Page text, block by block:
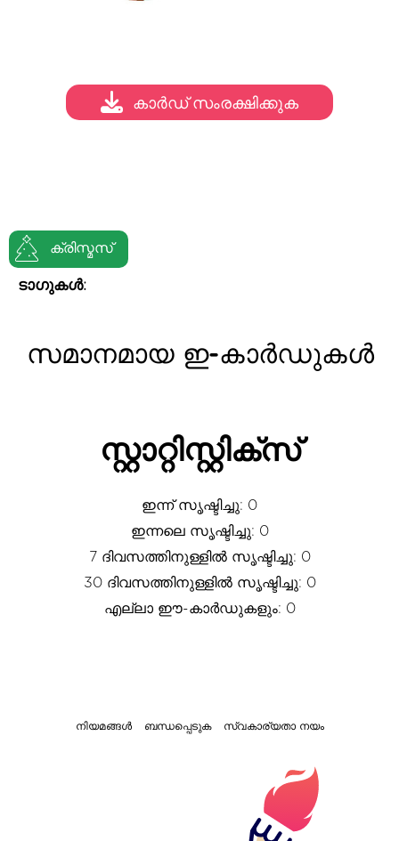
ക്രിസ്മസ്
ടാഗുകൾ:
കാർഡ് സംരക്ഷിക്കുക
സമാനമായ ഇ-കാർഡുകൾ
സ്റ്റാറ്റിസ്റ്റിക്സ്
ഇന്ന് സൃഷ്ടിച്ചു: 0
ഇന്നലെ സൃഷ്ടിച്ചു: 0
7 ദിവസത്തിനുള്ളിൽ സൃഷ്ടിച്ചു: 0
30 ദിവസത്തിനുള്ളിൽ സൃഷ്ടിച്ചു: 0
എല്ലാ ഈ-കാർഡുകളും: 0
നിയമങ്ങൾ ബന്ധപ്പെടുക സ്വകാര്യതാ നയം